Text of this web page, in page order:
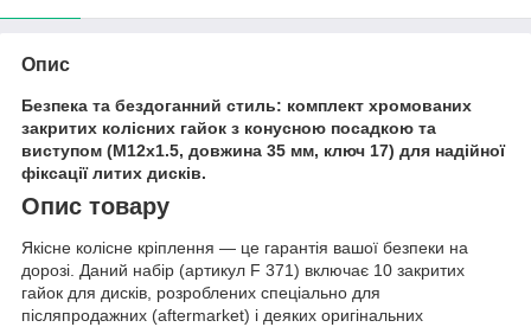
Опис
Безпека та бездоганний стиль: комплект хромованих
закритих колісних гайок з конусною посадкою та
виступом (M12x1.5, довжина 35 мм, ключ 17) для надійної
фіксації литих дисків.
Опис товару
Якісне колісне кріплення — це гарантія вашої безпеки на
дорозі. Даний набір (артикул F 371) включає 10 закритих
гайок для дисків, розроблених спеціально для
післяпродажних (aftermarket) і деяких оригінальних